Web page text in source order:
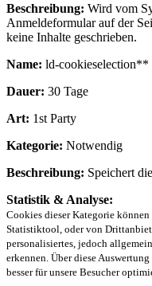
Beschreibung: Wird vom
Anmeldeformular auf der
keine Inhalte geschrieben.
Name: ld-cookieselection**
Dauer: 30 Tage
Art: 1st Party
Kategorie: Notwendig
Beschreibung: Speichert
Statistik & Analyse:
Cookies dieser Kategorie können
Statistiktool, oder von
personalisiertes, jedoch
erkennen. Über diese
besser für unsere Besucher